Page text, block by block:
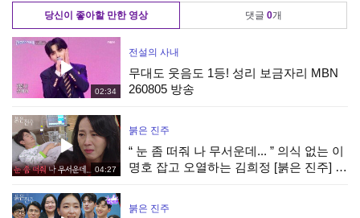
리뷰) | JTBC
251217 방송
방송
당신이 좋아할 만한 영상 댓글 0개
02:34
전설의 사내
무대도 웃음도 1등! 성리 보금자리 MBN
260805 방송
04:27
붉은 진주
“ 눈 좀 떠줘 나 무서운데... ” 의식 없는 이
명호 잡고 오열하는 김희정 [붉은 진주] |
붉은 진주